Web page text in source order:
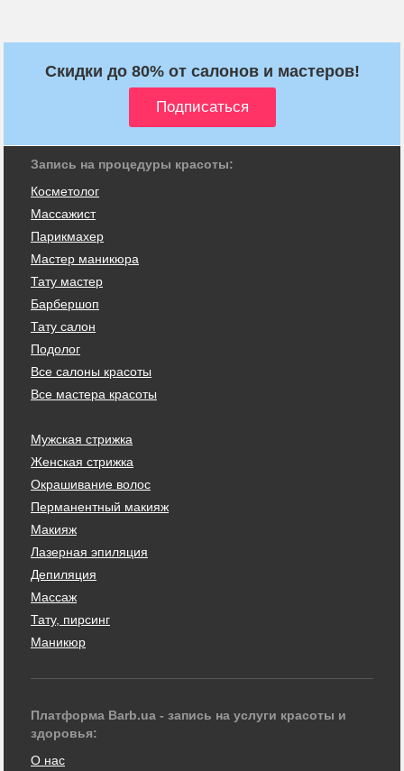
Скидки до 80% от салонов и мастеров!
Запись на процедуры красоты:
Косметолог
Массажист
Парикмахер
Мастер маникюра
Тату мастер
Барбершоп
Тату салон
Подолог
Все салоны красоты
Все мастера красоты
Мужская стрижка
Женская стрижка
Окрашивание волос
Перманентный макияж
Макияж
Лазерная эпиляция
Депиляция
Массаж
Тату, пирсинг
Маникюр
Платформа Barb.ua - запись на услуги красоты и
здоровья:
О нас